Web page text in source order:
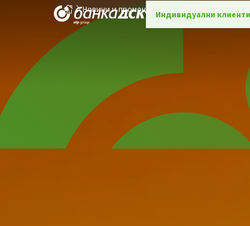
Индивидуални клиенти
Новини и промоции